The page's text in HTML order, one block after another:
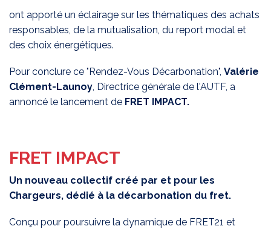
ont apporté un éclairage sur les thématiques des achats
responsables, de la mutualisation, du report modal et
des choix énergétiques.
Pour conclure ce "Rendez-Vous Décarbonation", Valérie
Clément-Launoy , Directrice générale de l'AUTF, a
annoncé le lancement de FRET IMPACT.
FRET IMPACT
Un nouveau collectif créé par et pour les
Chargeurs, dédié à la décarbonation du fret.
Conçu pour poursuivre la dynamique de FRET21 et